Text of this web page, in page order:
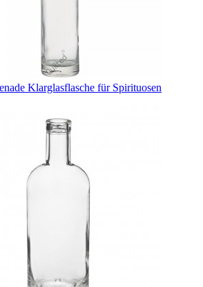
Klarglasflasche für Spirituosen